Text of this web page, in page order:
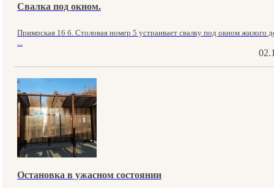
Свалка под окном.
Примрская 16 б. Столовая номер 5 устраивает свалку под окном жилого
Остановка в ужасном состоянии